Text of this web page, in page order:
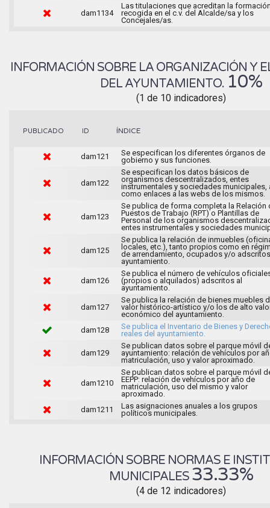
dam1134
Las titulaciones que acreditan la
recogida en el c.v. del Alcalde/sa y los
Concejales/as.
INFORMACIÓN SOBRE LA ORGANIZACIÓN Y
DEL AYUNTAMIENTO. 10%
(1 de 10 indicadores)
PUBLICADO ID ÍNDICE
dam121
Se especifican los diferentes órganos de
gobierno y sus funciones.
dam122
Se especifican los datos básicos de
organismos descentralizados, entes
instrumentales y sociedades municipales,
como enlaces a las webs de los mismos.
dam123
Se publica de forma completa la Relación
Puestos de Trabajo (RPT) o Plantillas de
Personal de los organismos
entes instrumentales y sociedades
dam125
Se publica la relación de inmuebles
locales, etc.), tanto propios como en
de arrendamiento, ocupados y/o
ayuntamiento.
dam126
Se publica el número de vehículos
(propios o alquilados) adscritos al
ayuntamiento.
dam127
Se publica la relación de bienes muebles
valor histórico-artístico y/o los de alto
económico del ayuntamiento.
dam128
Se publica el Inventario de Bienes y
reales del ayuntamiento.
dam129
Se publican datos sobre el parque móvil
ayuntamiento: relación de vehículos por
matriculación, uso y valor aproximado.
dam1210
Se publican datos sobre el parque móvil
EEPP: relación de vehículos por año de
matriculación, uso del mismo y valor
aproximado.
dam1211
Las asignaciones anuales a los grupos
políticos municipales.
INFORMACIÓN SOBRE NORMAS E
MUNICIPALES 33.33%
(4 de 12 indicadores)